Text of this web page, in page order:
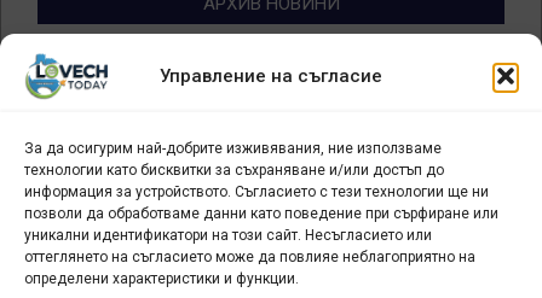
Управление на съгласие
За да осигурим най-добрите изживявания, ние използваме
технологии като бисквитки за съхраняване и/или достъп до
информация за устройството. Съгласието с тези технологии ще ни
позволи да обработваме данни като поведение при сърфиране или
уникални идентификатори на този сайт. Несъгласието или
оттеглянето на съгласието може да повлияе неблагоприятно на
определени характеристики и функции.
Архив
новини
БИЗНЕС
Арт галерия "Мостове" – магазин за изкуство
СЕВЕРОЗАПАДА ИНФОРМАЦИОНЕН БИЗНЕС
ТУРИСТИЧЕСКИ КЛЪСТЕР